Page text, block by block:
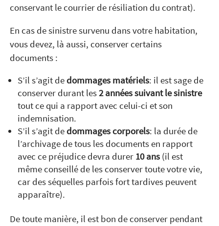
conservant le courrier de résiliation du contrat).
En cas de sinistre survenu dans votre habitation,
vous devez, là aussi, conserver certains
documents :
S’il s’agit de dommages matériels: il est sage de
conserver durant les2 années suivant le sinistre
tout ce qui a rapport avec celui-ci et son
indemnisation.
S’il s’agit de dommages corporels: la durée de
l’archivage de tous les documents en rapport
avec ce préjudice devra durer 10 ans (il est
même conseillé de les conserver toute votre vie,
car des séquelles parfois fort tardives peuvent
apparaître).
De toute manière, il est bon de conserver pendant